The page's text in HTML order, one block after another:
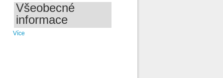
Všeobecné
informace
Více